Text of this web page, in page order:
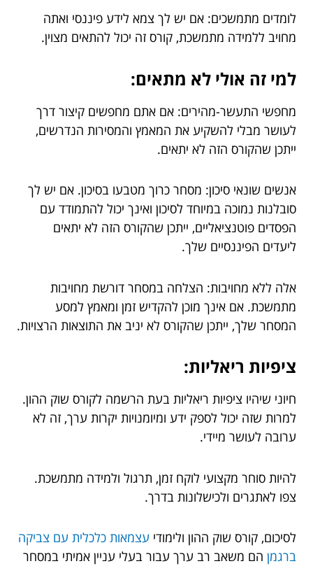
לומדים מתמשכים: אם יש לך צמא לידע פיננסי ואתה
מחויב ללמידה מתמשכת, קורס זה יכול להתאים מצוין.
למי זה אולי לא מתאים:
מחפשי התעשר-מהירים: אם אתם מחפשים קיצור דרך
לעושר מבלי להשקיע את המאמץ והמסירות הנדרשים,
ייתכן שהקורס הזה לא יתאים.
אנשים שונאי סיכון: מסחר כרוך מטבעו בסיכון. אם יש לך
סובלנות נמוכה במיוחד לסיכון ואינך יכול להתמודד עם
הפסדים פוטנציאליים, ייתכן שהקורס הזה לא יתאים
ליעדים הפיננסיים שלך.
אלה ללא מחויבות: הצלחה במסחר דורשת מחויבות
מתמשכת. אם אינך מוכן להקדיש זמן ומאמץ למסע
המסחר שלך, ייתכן שהקורס לא יניב את התוצאות הרצויות.
ציפיות ריאליות:
חיוני שיהיו ציפיות ריאליות בעת הרשמה לקורס שוק ההון.
למרות שזה יכול לספק ידע ומיומנויות יקרות ערך, זה לא
ערובה לעושר מיידי.
להיות סוחר מקצועי לוקח זמן, תרגול ולמידה מתמשכת.
צפו לאתגרים ולכישלונות בדרך.
לסיכום, קורס שוק ההון ולימודי עצמאות כלכלית עם צביקה
ברגמן הם משאב רב ערך עבור בעלי עניין אמיתי במסחר